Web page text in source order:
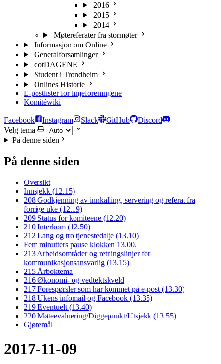
2016
2015
2014
Møtereferater fra stormøter
Informasjon om Online
Generalforsamlinger
dotDAGENE
Student i Trondheim
Onlines Historie
E-postlister for linjeforeningene
Komitéwiki
Facebook Instagram Slack GitHub
Discord
Velg tema
På denne siden
På denne siden
Oversikt
Innsjekk (12.15)
208 Godkjenning av innkalling, servering og referat fra
forrige uke (12.19)
209 Status for komiteene (12.20)
210 Interkom (12.50)
212 Lang og tro tjenestedalje (13.10)
Fem minutters pause klokken 13.00.
213 Arbeidsområder og retningslinjer for
kommunikasjonsansvarlig (13.15)
215 Årboktema
216 Økonomi- og vedtektskveld
217 Forespørsler som har kommet på e-post (13.30)
218 Ukens infomail og Facebook (13.35)
219 Eventuelt (13.40)
220 Møteevaluering/Diggepunkt/Utsjekk (13.55)
Gjøremål
2017-11-09